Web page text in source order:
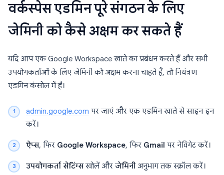
वर्कस्पेस एडमिन पूरे संगठन के लिए
जेमिनी को कैसे अक्षम कर सकते हैं
यदि आप एक Google Workspace खाते का प्रबंधन करते हैं और सभी
उपयोगकर्ताओं के लिए जेमिनी को अक्षम करना चाहते हैं, तो नियंत्रण
एडमिन कंसोल में है।
admin.google.com पर जाएं और एक एडमिन खाते से साइन इन
करें।
ऐप्स, फिर Google Workspace, फिर Gmail पर नेविगेट करें।
उपयोगकर्ता सेटिंग्सखोलें औरजेमिनीअनुभाग तक स्क्रॉल करें।